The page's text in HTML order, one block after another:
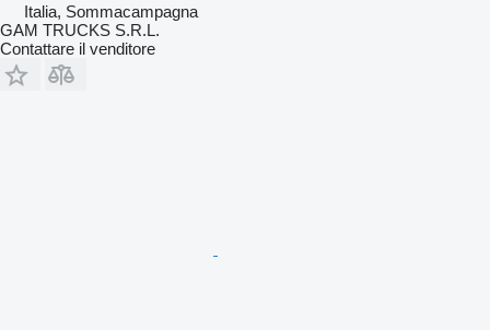
Italia, Sommacampagna
GAM TRUCKS S.R.L.
Contattare il venditore